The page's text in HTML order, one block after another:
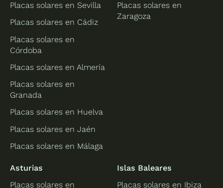
Placas solares en Sevilla
Placas solares en Cádiz
Placas solares en
Córdoba
Placas solares en Almería
Placas solares en
Granada
Placas solares en Huelva
Placas solares en Jaén
Placas solares en Málaga
Placas solares en
Zaragoza
Asturias
Placas solares en
Islas Baleares
Placas solares en Ibiza